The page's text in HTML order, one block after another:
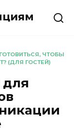
ЧТОБЫ
(ДЛЯ ГОСТЕЙ)